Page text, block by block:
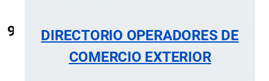
DIRECTORIO OPERADORES DE
COMERCIO EXTERIOR
96.11 Fechadores, sellos, numeradores,
timbradores y artículos similares